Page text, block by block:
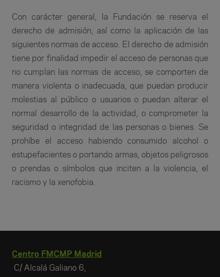
Con carácter general, la Fundación se reserva el
derecho de admisión, así como la aplicación de las
siguientes normas de acceso. El derecho de admisión
tiene por finalidad impedir el acceso de personas que
no cumplan las normas de acceso, se comporten de
manera violenta o inadecuada, que puedan producir
molestias al público o usuarios o puedan alterar el
normal desarrollo de la actividad, o comprometer la
seguridad o integridad de las personas o bienes. Se
prohíbe el acceso habiendo consumido alcohol o
estupefacientes o portando armas, objetos peligrosos
o prendas o símbolos que inciten a la violencia, el
racismo y la xenofobia.
Centro FMCMP Madrid
C/ Alcalá Galiano 6,